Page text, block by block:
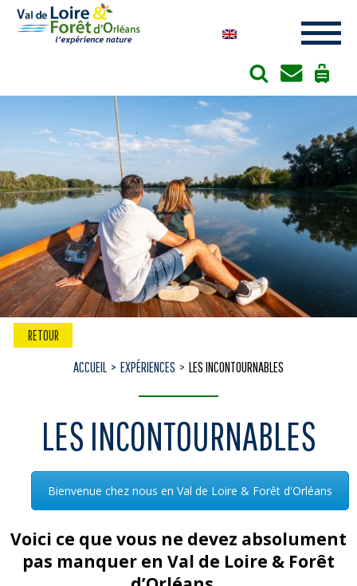
RETOUR
ACCUEIL EXPÉRIENCES LES INCONTOURNABLES
LES INCONTOURNABLES
Bienvenue chez nous en Val de Loire & Forêt d'Orléans
Voici ce que vous ne devez absolument
pas manquer en Val de Loire & Forêt
Cookies management panel